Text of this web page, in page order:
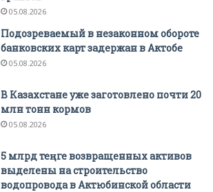
05.08.2026
Подозреваемый в незаконном обороте
банковских карт задержан в Актобе
05.08.2026
В Казахстане уже заготовлено почти 20
млн тонн кормов
05.08.2026
5 млрд теңге возвращенных активов
выделены на строительство
водопровода в Актюбинской области